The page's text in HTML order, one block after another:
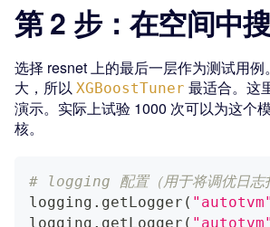
第 2 步：在空间中
选择 resnet 上的最后一层作为测试用
大，所以 XGBoostTuner 最适合。这
演示。实际上试验 1000 次可以为这个
核。
# logging 配置（用于将调优日志
logging . getLogger ( "autotvm"
logging . getLogger ( "autotvm"